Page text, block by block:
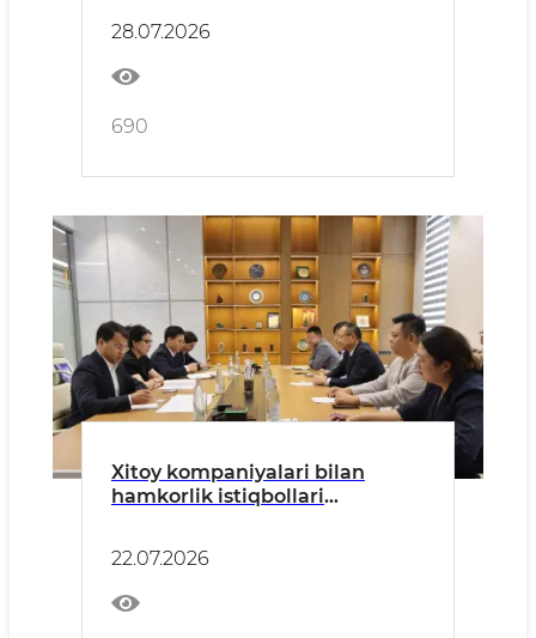
28.07.2026
690
Xitoy kompaniyalari bilan
hamkorlik istiqbollari
22.07.2026